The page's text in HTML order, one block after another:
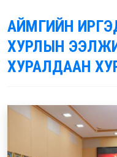
АЙМГИЙН
ХУРЛЫН
ХУРАЛДААН